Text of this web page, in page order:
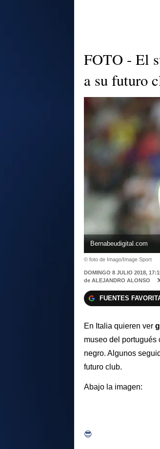
FOTO - El
a su futuro
Bernabeudigital.com
© foto de Imago/Image Sport
DOMINGO 8 JULIO 2018,
de ALEJANDRO ALONSO
FUENTES
En Italia quieren ver
museo del portugués
negro. Algunos
futuro club.
Abajo la imagen:
😎